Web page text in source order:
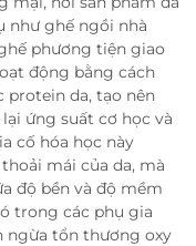
như ghế ngồi nhà
phương tiện giao
động bằng cách
protein da, tạo nên
ứng suất cơ học và
cố hóa học này
mái của da, mà
độ bền và độ mềm
trong các phụ gia
ngừa tổn thương oxy